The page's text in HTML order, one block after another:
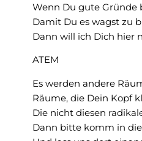
Wenn Du gute Gründe
Damit Du es wagst zu
Dann will ich Dich hier
ATEM
Es werden andere
Räume, die Dein Kopf
Die nicht diesen
Dann bitte komm in